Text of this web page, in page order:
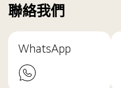
聯絡我們
WhatsApp